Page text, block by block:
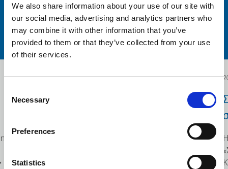
We also share information about your use of our site with
our social media, advertising and analytics partners who
may combine it with other information that you’ve
provided to them or that they’ve collected from your use
of their services.
Selection
Necessary
Preferences
Statistics
2024.12.19
Επενδυτικά Σχέδια